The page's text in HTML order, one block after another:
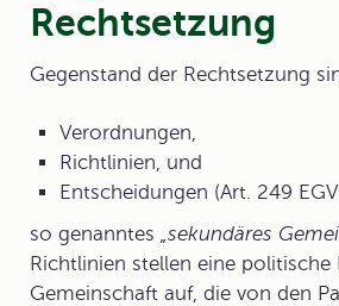
Rechtsetzung
Gegenstand der Rechtsetzung
Verordnungen,
Richtlinien, und
Entscheidungen (Art. 249
so genanntes „sekundäres
Richtlinien stellen eine politische
Gemeinschaft auf, die von den